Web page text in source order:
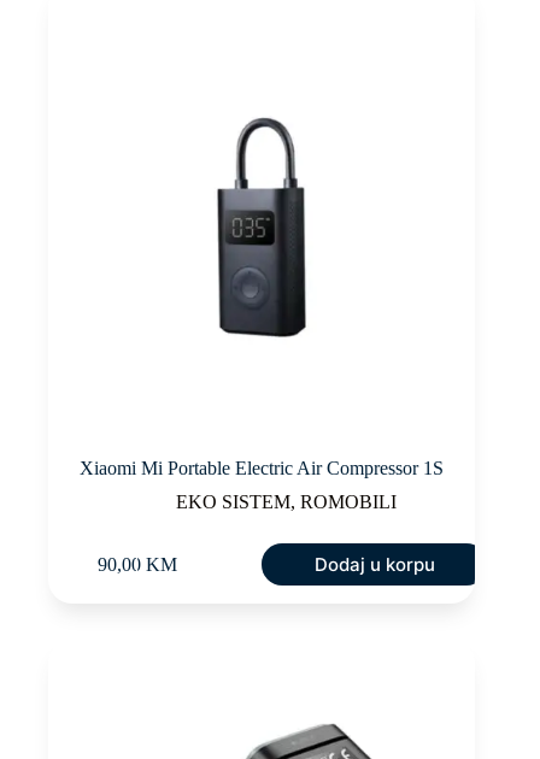
Xiaomi Mi Portable Electric Air Compressor 1S
EKO SISTEM, ROMOBILI
90,00 KM Dodaj u korpu